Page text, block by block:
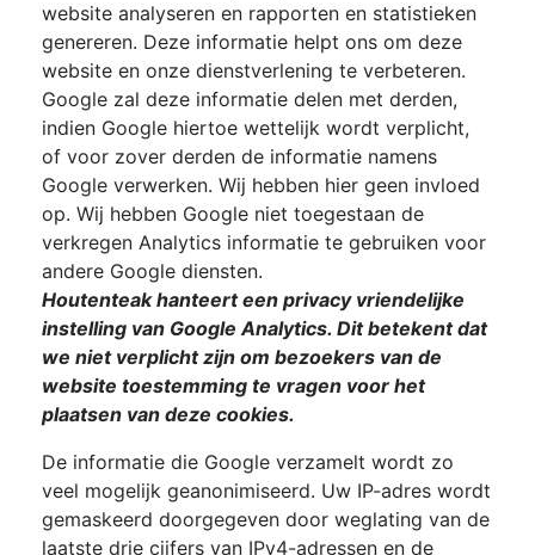
website analyseren en rapporten en statistieken
genereren. Deze informatie helpt ons om deze
website en onze dienstverlening te verbeteren.
Google zal deze informatie delen met derden,
indien Google hiertoe wettelijk wordt verplicht,
of voor zover derden de informatie namens
Google verwerken. Wij hebben hier geen invloed
op. Wij hebben Google niet toegestaan de
verkregen Analytics informatie te gebruiken voor
andere Google diensten.
Houtenteak hanteert een privacy vriendelijke
instelling van Google Analytics. Dit betekent dat
we niet verplicht zijn om bezoekers van de
website toestemming te vragen voor het
plaatsen van deze cookies.
De informatie die Google verzamelt wordt zo
veel mogelijk geanonimiseerd. Uw IP-adres wordt
gemaskeerd doorgegeven door weglating van de
laatste drie cijfers van IPv4-adressen en de